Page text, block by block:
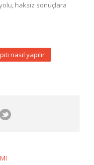
haksız sonuçlara
nasıl yapılır